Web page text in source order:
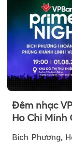
Đêm nhạc
Ho Chi Minh
Bích Phương,